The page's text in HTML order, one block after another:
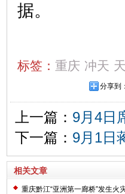
据。
标签： 重庆 冲天
分享到：
上一篇： 9月4日
下一篇： 9月1日
相关文章
重庆黔江“亚洲第一廊桥”发生